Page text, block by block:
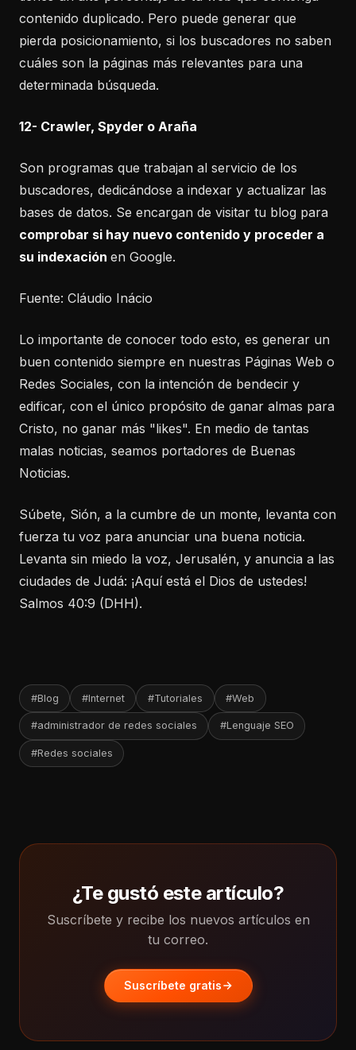
contenido duplicado. Pero puede generar que
pierda posicionamiento, si los buscadores no saben
cuáles son la páginas más relevantes para una
determinada búsqueda.
12- Crawler, Spyder o Araña
Son programas que trabajan al servicio de los
buscadores, dedicándose a indexar y actualizar las
bases de datos. Se encargan de visitar tu blog para
comprobar si hay nuevo contenido y proceder a
su indexación en Google.
Fuente: Cláudio Inácio
Lo importante de conocer todo esto, es generar un
buen contenido siempre en nuestras Páginas Web o
Redes Sociales, con la intención de bendecir y
edificar, con el único propósito de ganar almas para
Cristo, no ganar más "likes". En medio de tantas
malas noticias, seamos portadores de Buenas
Noticias.
Súbete, Sión, a la cumbre de un monte, levanta con
fuerza tu voz para anunciar una buena noticia.
Levanta sin miedo la voz, Jerusalén, y anuncia a las
ciudades de Judá: ¡Aquí está el Dios de ustedes!
Salmos 40:9 (DHH).
#Blog #Internet #Tutoriales #Web
#administrador de redes sociales #Lenguaje SEO
#Redes sociales
¿Te gustó este artículo?
Suscríbete y recibe los nuevos artículos en
tu correo.
Suscríbete gratis